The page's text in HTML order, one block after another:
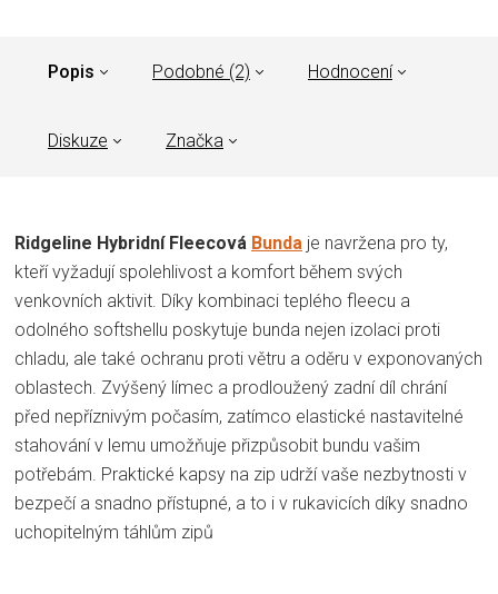
Popis Podobné (2) Hodnocení
Diskuze Značka
Ridgeline Hybridní Fleecová Bunda je navržena pro ty,
kteří vyžadují spolehlivost a komfort během svých
venkovních aktivit. Díky kombinaci teplého fleecu a
odolného softshellu poskytuje bunda nejen izolaci proti
chladu, ale také ochranu proti větru a oděru v exponovaných
oblastech. Zvýšený límec a prodloužený zadní díl chrání
před nepříznivým počasím, zatímco elastické nastavitelné
stahování v lemu umožňuje přizpůsobit bundu vašim
potřebám. Praktické kapsy na zip udrží vaše nezbytnosti v
bezpečí a snadno přístupné, a to i v rukavicích díky snadno
uchopitelným táhlům zipů